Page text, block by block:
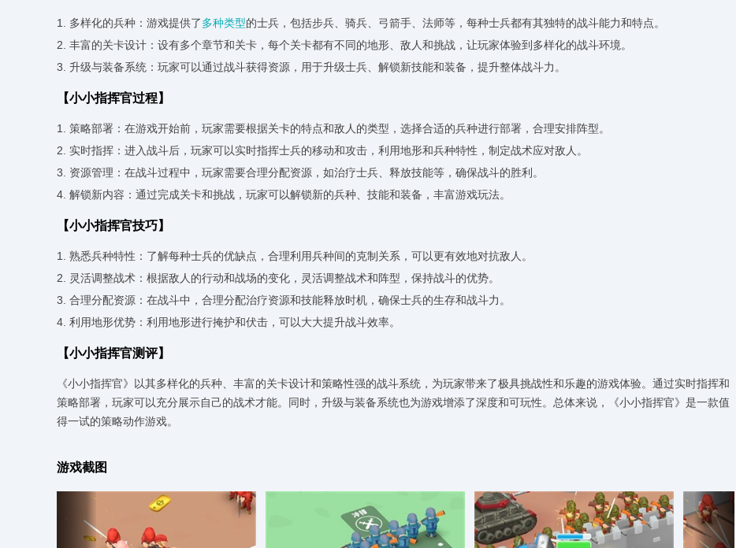
1. 多样化的兵种：游戏提供了多种类型的士兵，包括步兵、骑兵、弓箭手、法师等，每种士兵都有其独特的战斗能力和特点。
2. 丰富的关卡设计：设有多个章节和关卡，每个关卡都有不同的地形、敌人和挑战，让玩家体验到多样化的战斗环境。
3. 升级与装备系统：玩家可以通过战斗获得资源，用于升级士兵、解锁新技能和装备，提升整体战斗力。
【小小指挥官过程】
1. 策略部署：在游戏开始前，玩家需要根据关卡的特点和敌人的类型，选择合适的兵种进行部署，合理安排阵型。
2. 实时指挥：进入战斗后，玩家可以实时指挥士兵的移动和攻击，利用地形和兵种特性，制定战术应对敌人。
3. 资源管理：在战斗过程中，玩家需要合理分配资源，如治疗士兵、释放技能等，确保战斗的胜利。
4. 解锁新内容：通过完成关卡和挑战，玩家可以解锁新的兵种、技能和装备，丰富游戏玩法。
【小小指挥官技巧】
1. 熟悉兵种特性：了解每种士兵的优缺点，合理利用兵种间的克制关系，可以更有效地对抗敌人。
2. 灵活调整战术：根据敌人的行动和战场的变化，灵活调整战术和阵型，保持战斗的优势。
3. 合理分配资源：在战斗中，合理分配治疗资源和技能释放时机，确保士兵的生存和战斗力。
4. 利用地形优势：利用地形进行掩护和伏击，可以大大提升战斗效率。
【小小指挥官测评】
《小小指挥官》以其多样化的兵种、丰富的关卡设计和策略性强的战斗系统，为玩家带来了极具挑战性和乐趣的游戏体验。通过实时指挥和
策略部署，玩家可以充分展示自己的战术才能。同时，升级与装备系统也为游戏增添了深度和可玩性。总体来说，《小小指挥官》是一款值
得一试的策略动作游戏。
游戏截图